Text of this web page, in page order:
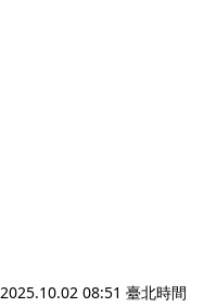
2025.10.02 08:51 臺北時間